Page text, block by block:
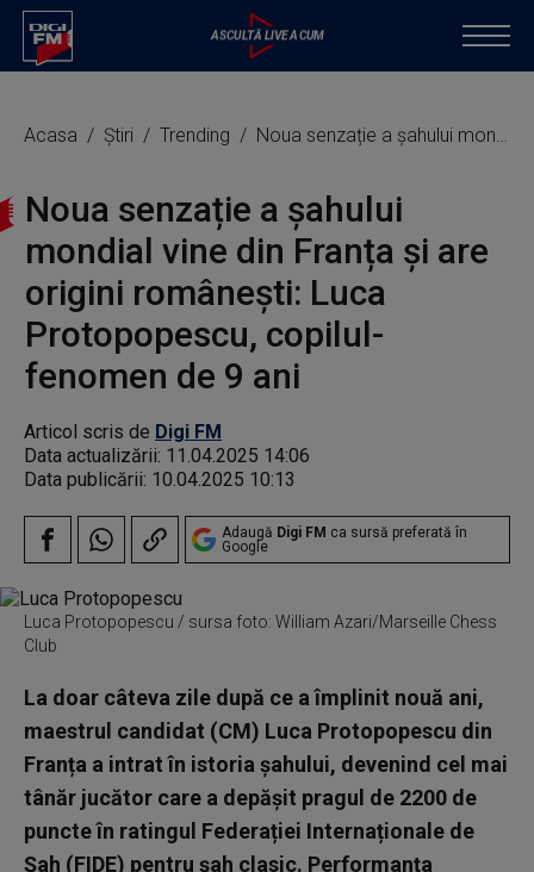
Acasa Știri Trending Noua senzație a șahului mondial vine din Franța și are origini românești: Luca Protopopescu, copilul-fenomen de 9 ani
Noua senzație a șahului
mondial vine din Franța și are
origini românești: Luca
Protopopescu, copilul-
fenomen de 9 ani
Articol scris de Digi FM
Data actualizării: 11.04.2025 14:06
Data publicării: 10.04.2025 10:13
Adaugă Digi FM ca sursă preferată în
Google
Luca Protopopescu / sursa foto: William Azari/Marseille Chess
Club
La doar câteva zile după ce a împlinit nouă ani,
maestrul candidat (CM) Luca Protopopescu din
Franța a intrat în istoria șahului, devenind cel mai
tânăr jucător care a depășit pragul de 2200 de
puncte în ratingul Federației Internaționale de
Șah (FIDE) pentru șah clasic. Performanța